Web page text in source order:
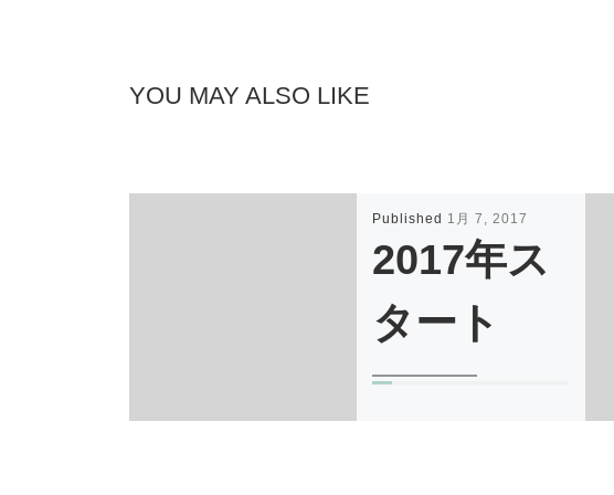
YOU MAY ALSO LIKE
Published 1月 7, 2017
2017年ス
タート